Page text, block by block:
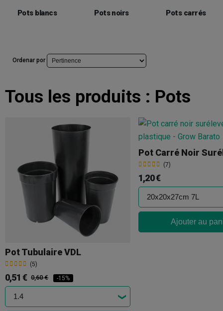
Pots blancs Pots noirs Pots carrés
Ordenar por
Tous les produits : Pots
Pot Tubulaire VDL
(5)
0,51 € 0,60 € -15%
Pot Carré Noir
(7)
1,20 €
Ajouter au